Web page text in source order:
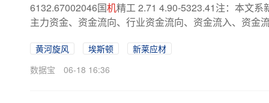
6132.67002046国机精工 2.71 4.90-5323.41注：本文
主力资金、资金流向、行业资金流向、资金流入、资金
黄河旋风 埃斯顿
新莱应材
数据宝
06-18 16:36